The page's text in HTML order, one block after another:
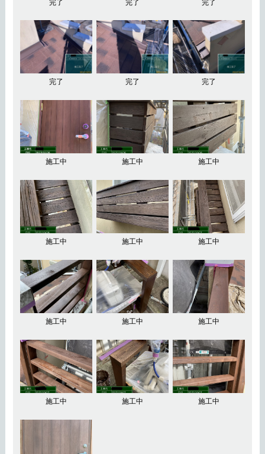
完了 完了 完了
完了 完了 完了
施工中 施工中 施工中
施工中 施工中 施工中
施工中 施工中 施工中
施工中 施工中 施工中